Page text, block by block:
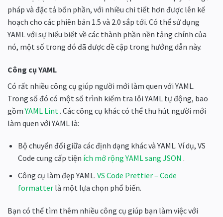
pháp và đặc tả bốn phần, với nhiều chi tiết hơn được lên kế
hoạch cho các phiên bản 1.5 và 2.0 sắp tới. Có thể sử dụng
YAML với sự hiểu biết về các thành phần nền tảng chính của
nó, một số trong đó đã được đề cập trong hướng dẫn này.
Công cụ YAML
Có rất nhiều công cụ giúp người mới làm quen với YAML.
Trong số đó có một số trình kiểm tra lỗi YAML tự động, bao
gồmYAML Lint . Các công cụ khác có thể thu hút người mới
làm quen với YAML là:
Bộ chuyển đổi giữa các định dạng khác và YAML. Ví dụ, VS
Code cung cấp tiện ích mở rộng YAML sang JSON .
Công cụ làm đẹp YAML. VS Code Prettier – Code
formatterlà một lựa chọn phổ biến.
Bạn có thể tìm thêm nhiều công cụ giúp bạn làm việc với